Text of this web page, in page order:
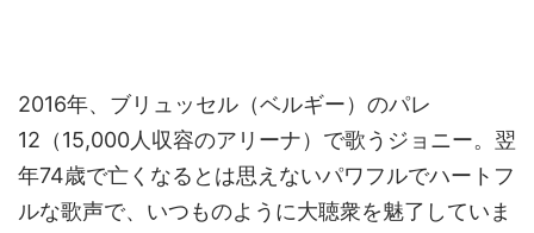
2016年、ブリュッセル（ベルギー）のパレ
12（15,000人収容のアリーナ）で歌うジョニー。翌
年74歳で亡くなるとは思えないパワフルでハートフ
ルな歌声で、いつものように大聴衆を魅了していま